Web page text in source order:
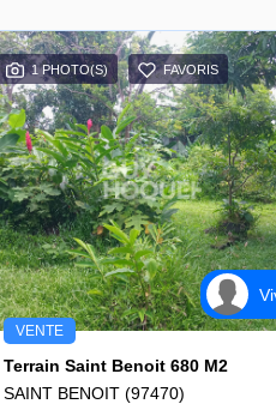
1 PHOTO(S) FAVORIS
VENTE
Terrain Saint Benoit 680 M2
SAINT BENOIT (97470)